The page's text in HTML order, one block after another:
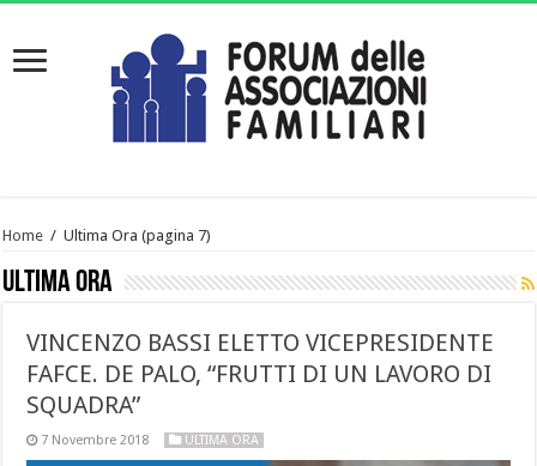
Home / Ultima Ora (pagina 7)
Ultima Ora
VINCENZO BASSI ELETTO VICEPRESIDENTE
FAFCE. DE PALO, “FRUTTI DI UN LAVORO DI
SQUADRA”
7 Novembre 2018 ULTIMA ORA